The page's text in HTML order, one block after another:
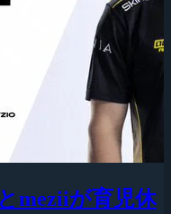
meziiが育児休